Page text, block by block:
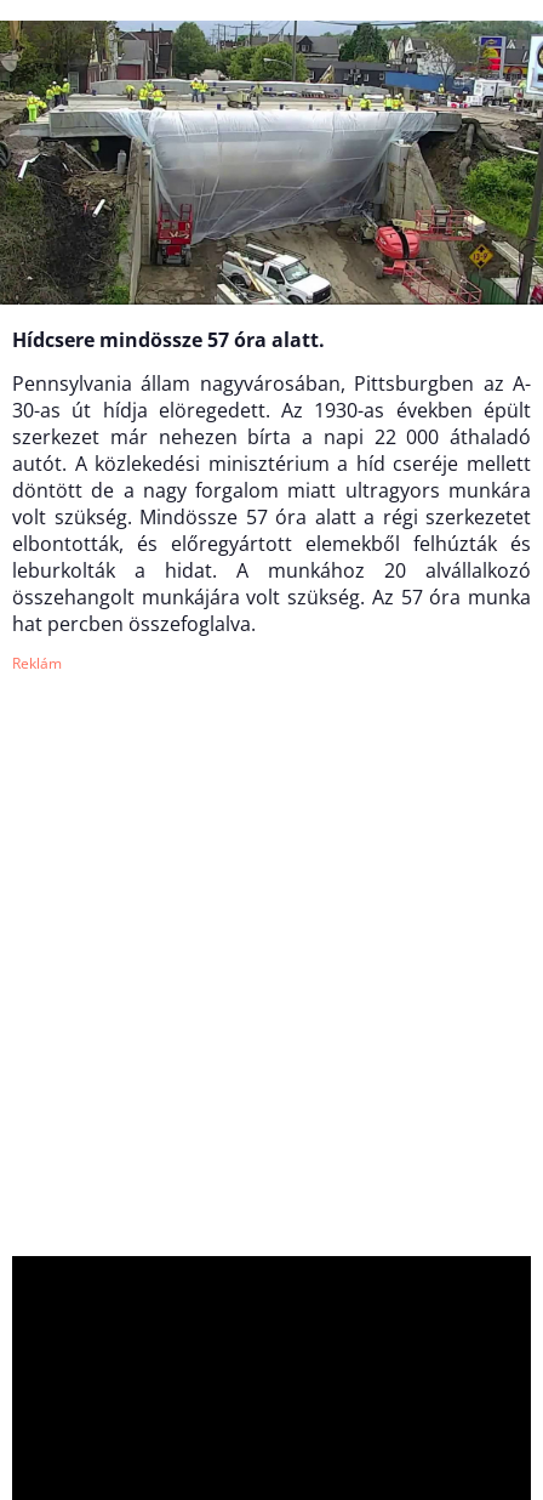
Hídcsere mindössze 57 óra alatt.
Pennsylvania állam nagyvárosában, Pittsburgben az A-
30-as út hídja elöregedett. Az 1930-as években épült
szerkezet már nehezen bírta a napi 22 000 áthaladó
autót. A közlekedési minisztérium a híd cseréje mellett
döntött de a nagy forgalom miatt ultragyors munkára
volt szükség. Mindössze 57 óra alatt a régi szerkezetet
elbontották, és előregyártott elemekből felhúzták és
leburkolták a hidat. A munkához 20 alvállalkozó
összehangolt munkájára volt szükség. Az 57 óra munka
hat percben összefoglalva.
Reklám